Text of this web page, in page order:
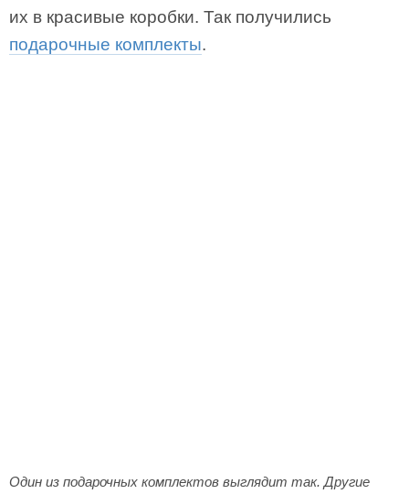
их в красивые коробки. Так получились
подарочные комплекты.
Один из подарочных комплектов выглядит так. Другие